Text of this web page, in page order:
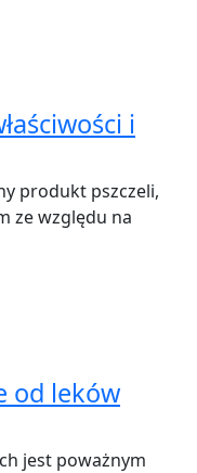
i
produkt pszczeli,
ze względu na
od leków
jest poważnym